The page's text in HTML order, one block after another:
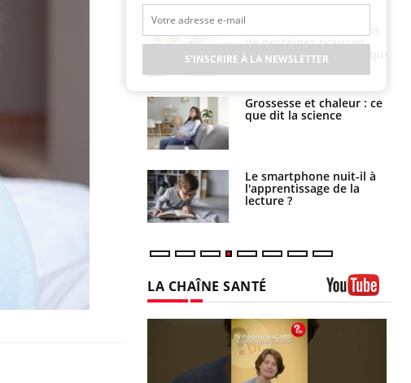
pourquoi le risque de
Le Viagra pourrait-il
freiner la propagation du
de protéines pourrait
finalement être bénéfique
Grossesse et chaleur : ce
que dit la science
Le smartphone nuit-il à
l'apprentissage de la
lecture ?
LA CHAÎNE SANTÉ
S'INSCRIRE À LA NEWSLETTER